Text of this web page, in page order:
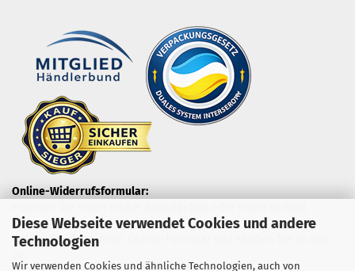
Diese Webseite verwendet Cookies und andere
Technologien
Wir verwenden Cookies und ähnliche Technologien, auch von
Online-Widerrufsformular:
widerrufen?
Nutzen Sie dazu unser Online-Formular und senden Sie es uns